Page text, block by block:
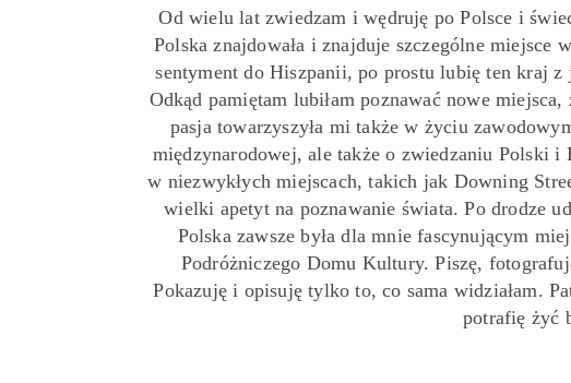
Od wielu lat zwiedzam i wędruję po Polsce i
Polska znajdowała i znajduje szczególne
sentyment do Hiszpanii, po prostu lubię ten kraj
Odkąd pamiętam lubiłam poznawać nowe
pasja towarzyszyła mi także w życiu
międzynarodowej, ale także o zwiedzaniu Polski
w niezwykłych miejscach, takich jak Downing
wielki apetyt na poznawanie świata. Po drodze
Polska zawsze była dla mnie fascynującym
Podróżniczego Domu Kultury. Piszę,
Pokazuję i opisuję tylko to, co sama widziałam.
potrafię żyć